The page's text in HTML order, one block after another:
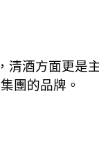
酒方面更
團的品牌。